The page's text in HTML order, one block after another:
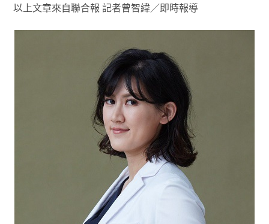
以上文章來自聯合報 記者曾智緯／即時報導